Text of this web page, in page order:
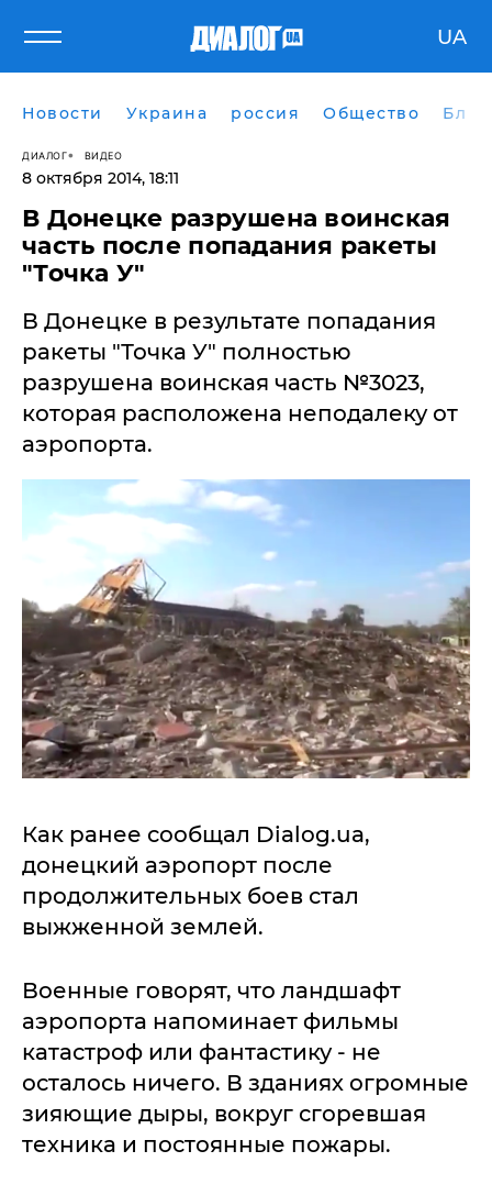
UA
Новости Украина россия Общество
ДИАЛОГ ВИДЕО
8 октября 2014, 18:11
В Донецке разрушена воинская
часть после попадания ракеты
"Точка У"
В Донецке в результате попадания
ракеты "Точка У" полностью
разрушена воинская часть №3023,
которая расположена неподалеку от
аэропорта.
Как ранее сообщал Dialog.ua,
донецкий аэропорт после
продолжительных боев стал
выжженной землей.
Военные говорят, что ландшафт
аэропорта напоминает фильмы
катастроф или фантастику - не
осталось ничего. В зданиях огромные
зияющие дыры, вокруг сгоревшая
техника и постоянные пожары.